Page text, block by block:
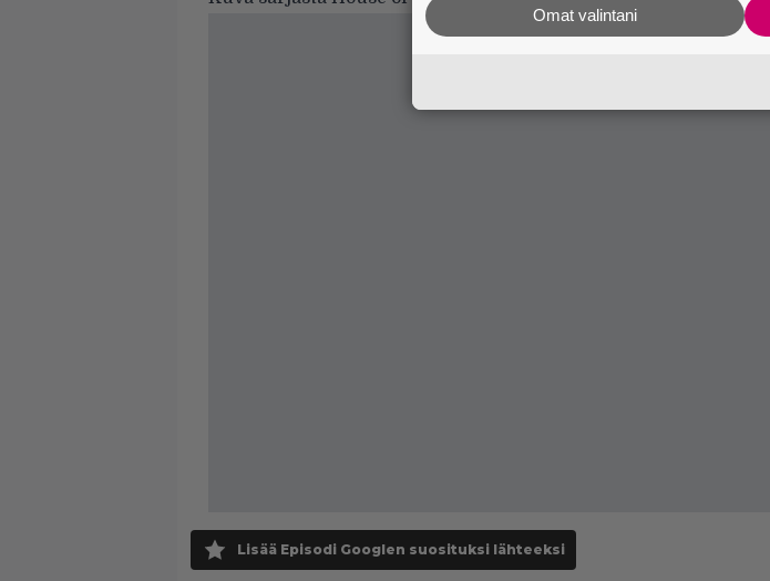
Lisää Episodi Googlen suosituksi lähteeksi
Omat valintani